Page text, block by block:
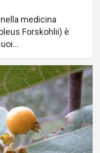
medicina
Forskohlii) è